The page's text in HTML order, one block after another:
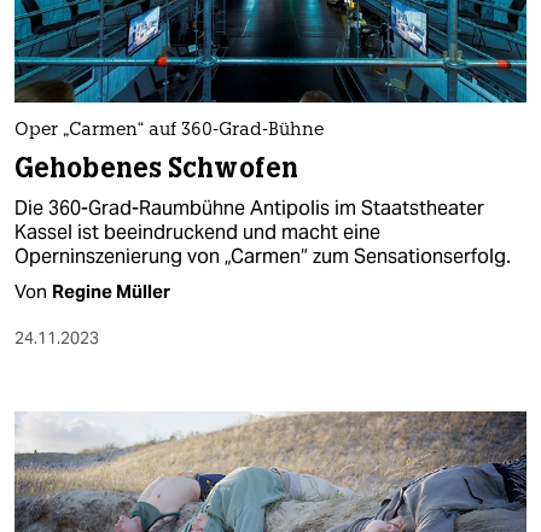
Oper „Carmen“ auf 360-Grad-Bühne
Gehobenes Schwofen
Die 360-Grad-Raumbühne Antipolis im Staatstheater
Kassel ist beeindruckend und macht eine
Operninszenierung von „Carmen“ zum Sensationserfolg.
Von Regine Müller
24.11.2023